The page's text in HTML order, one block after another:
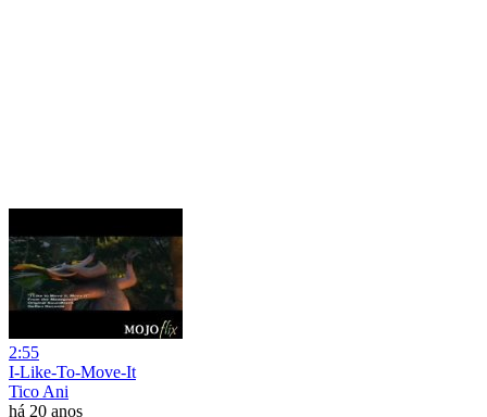
2:55
I-Like-To-Move-It
Tico Ani
há 20 anos